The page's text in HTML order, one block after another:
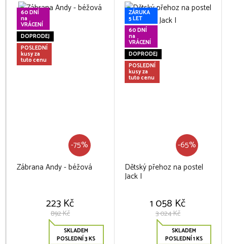
60 DNÍ
na
VRÁCENÍ
DOPRODEJ
POSLEDNÍ
kusy za
tuto cenu
-75%
Zábrana Andy - béžová
223 Kč
892 Kč
SKLADEM
POSLEDNÍ 3 KS
ZÁRUKA
5 LET
60 DNÍ
na
VRÁCENÍ
DOPRODEJ
POSLEDNÍ
kusy za
tuto cenu
-65%
Dětský přehoz na postel
Jack I
1 058 Kč
3 024 Kč
SKLADEM
POSLEDNÍ 1 KS